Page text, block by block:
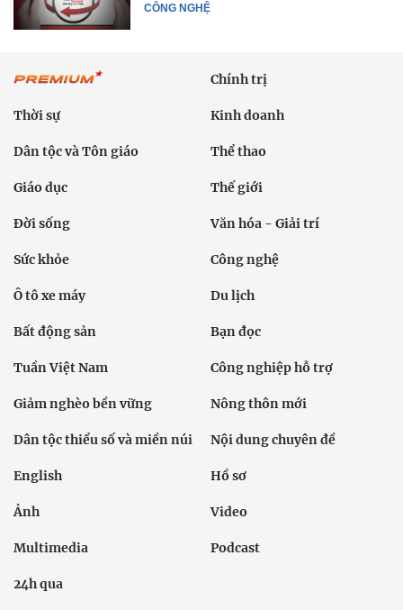
CÔNG NGHỆ
Chính trị
Thời sự Kinh doanh
Dân tộc và Tôn giáo Thể thao
Giáo dục Thế giới
Đời sống Văn hóa - Giải trí
Sức khỏe Công nghệ
Ô tô xe máy Du lịch
Bất động sản Bạn đọc
Tuần Việt Nam Công nghiệp hỗ trợ
Giảm nghèo bền vững Nông thôn mới
Dân tộc thiểu số và miền núi Nội dung chuyên đề
English Hồ sơ
Ảnh Video
Multimedia Podcast
24h qua